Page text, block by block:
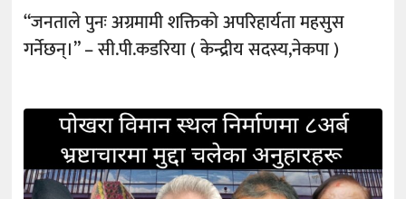
“जनताले पुनः अग्रमामी शक्तिको अपरिहार्यता महसुस
गर्नेछन्।” – सी.पी.कडरिया ( केन्द्रीय सदस्य,नेकपा )